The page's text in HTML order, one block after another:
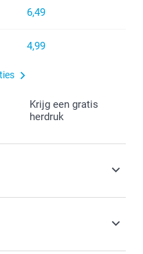
6,49
4,99
Krijg een gratis
herdruk
BTW en exclusief